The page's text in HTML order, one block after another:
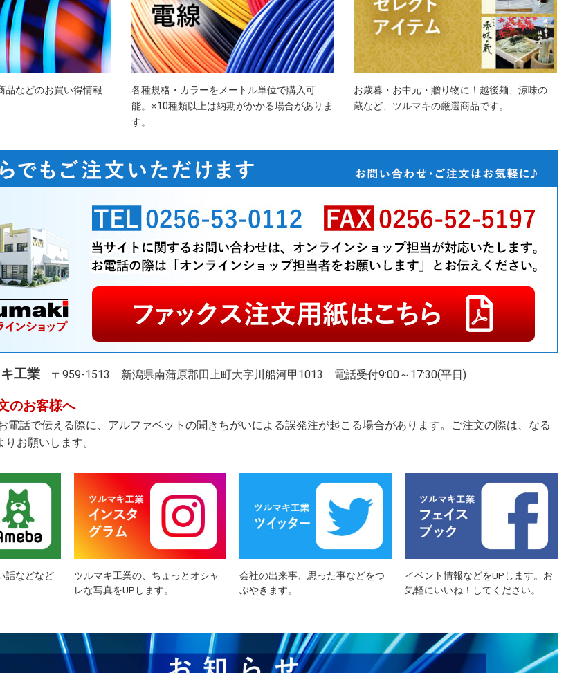
品などのお買い得情報
各種規格・カラーをメートル単位で購入可
能。※10種類以上は納期がかかる場合がありま
す。
お歳暮・お中元・贈り物に！越後麺、涼味の
蔵など、ツルマキの厳選商品です。
工業 〒959-1513 新潟県南蒲原郡田上町大字川船河甲1013 電話受付9:00～17:30(平日)
のお客様へ
電話で伝える際に、アルファベットの聞きちがいによる誤発注が起こる場合があります。ご注文の際は、なる
お願いします。
話などなど
ツルマキ工業の、ちょっとオシャ
レな写真をUPします。
会社の出来事、思った事などをつ
ぶやきます。
イベント情報などをUPします。お
気軽にいいね！してください。